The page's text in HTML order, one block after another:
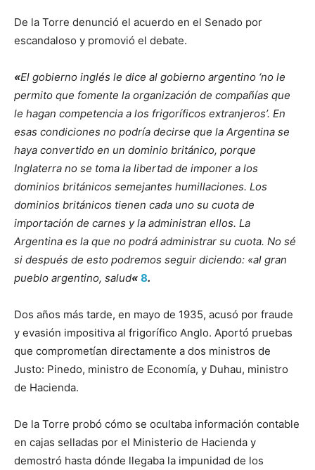
De la Torre denunció el acuerdo en el Senado por
escandaloso y promovió el debate.
«El gobierno inglés le dice al gobierno argentino ‘no le
permito que fomente la organización de compañías que
le hagan competencia a los frigoríficos extranjeros’. En
esas condiciones no podría decirse que la Argentina se
haya convertido en un dominio británico, porque
Inglaterra no se toma la libertad de imponer a los
dominios británicos semejantes humillaciones. Los
dominios británicos tienen cada uno su cuota de
importación de carnes y la administran ellos. La
Argentina es la que no podrá administrar su cuota. No sé
si después de esto podremos seguir diciendo: «al gran
pueblo argentino, salud« 8.
Dos años más tarde, en mayo de 1935, acusó por fraude
y evasión impositiva al frigorífico Anglo. Aportó pruebas
que comprometían directamente a dos ministros de
Justo: Pinedo, ministro de Economía, y Duhau, ministro
de Hacienda.
De la Torre probó cómo se ocultaba información contable
en cajas selladas por el Ministerio de Hacienda y
demostró hasta dónde llegaba la impunidad de los